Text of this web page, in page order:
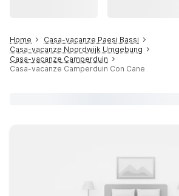
Home
Casa-vacanze Paesi Bassi
Casa-vacanze Noordwijk Umgebung
Casa-vacanze Camperduin
Casa-vacanze Camperduin Con Cane